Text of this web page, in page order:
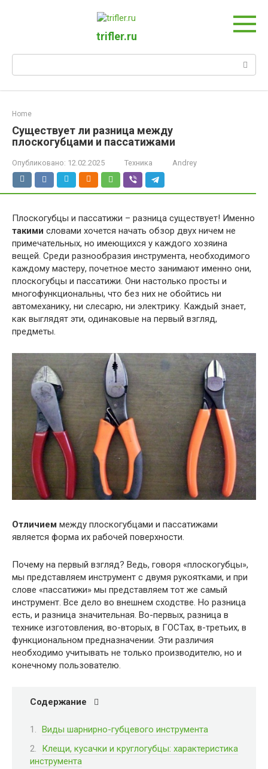
trifler.ru
Поиск:
Home
Существует ли разница между
плоскогубцами и пассатижами
Опубликовано: 12.02.2025 Техника Andrey
Плоскогубцы и пассатижи – разница существует! Именно
такими словами хочется начать обзор двух ничем не
примечательных, но имеющихся у каждого хозяина
вещей. Среди разнообразия инструмента, необходимого
каждому мастеру, почетное место занимают именно они,
плоскогубцы и пассатижи. Они настолько просты и
многофункциональны, что без них не обойтись ни
автомеханику, ни слесарю, ни электрику. Каждый знает,
как выглядят эти, одинаковые на первый взгляд,
предметы.
Отличием между плоскогубцами и пассатижами
является форма их рабочей поверхности.
Почему на первый взгляд? Ведь, говоря «плоскогубцы»,
мы представляем инструмент с двумя рукоятками, и при
слове «пассатижи» мы представляем тот же самый
инструмент. Все дело во внешнем сходстве. Но разница
есть, и разница значительная. Во-первых, разница в
технике изготовления, во-вторых, в ГОСТах, в-третьих, в
функциональном предназначении. Эти различия
необходимо учитывать не только производителю, но и
конечному пользователю.
Содержание
Виды шарнирно-губцевого инструмента
Клещи, кусачки и круглогубцы: характеристика
инструмента